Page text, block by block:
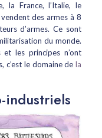
la France, l’Italie, le
des armes à 8
d’armes. Ce sont
du monde.
et les principes n’ont
c’est le domaine de la
industriels